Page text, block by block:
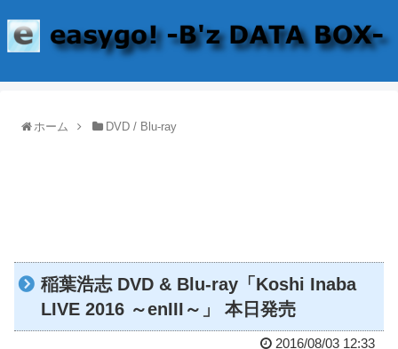
ホーム DVD / Blu-ray
稲葉浩志 DVD & Blu-ray「Koshi Inaba
LIVE 2016 ～enIII～」 本日発売
2016/08/03 12:33